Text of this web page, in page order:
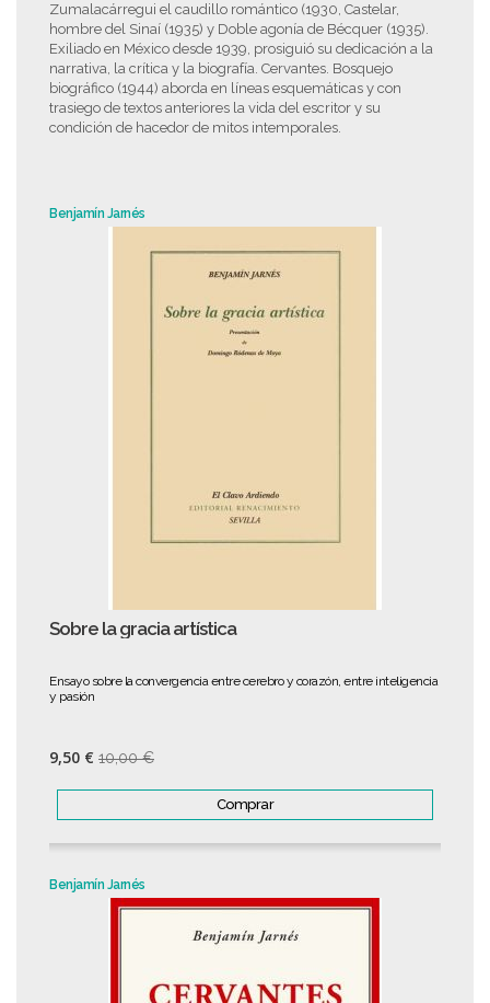
Zumalacárregui el caudillo romántico (1930, Castelar,
hombre del Sinaí (1935) y Doble agonía de Bécquer (1935).
Exiliado en México desde 1939, prosiguió su dedicación a la
narrativa, la crítica y la biografía. Cervantes. Bosquejo
biográfico (1944) aborda en líneas esquemáticas y con
trasiego de textos anteriores la vida del escritor y su
condición de hacedor de mitos intemporales.
Benjamín Jarnés
Sobre la gracia artística
Ensayo sobre la convergencia entre cerebro y corazón, entre inteligencia
y pasión
9,50 € 10,00 €
Comprar
Benjamín Jarnés